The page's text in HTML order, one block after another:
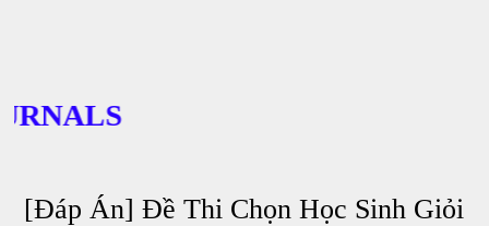
[Đáp Án] Đề Thi Chọn Học Sinh Giỏi